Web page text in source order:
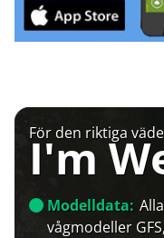
För den riktiga
I'm
Modelldata:
vågmodeller